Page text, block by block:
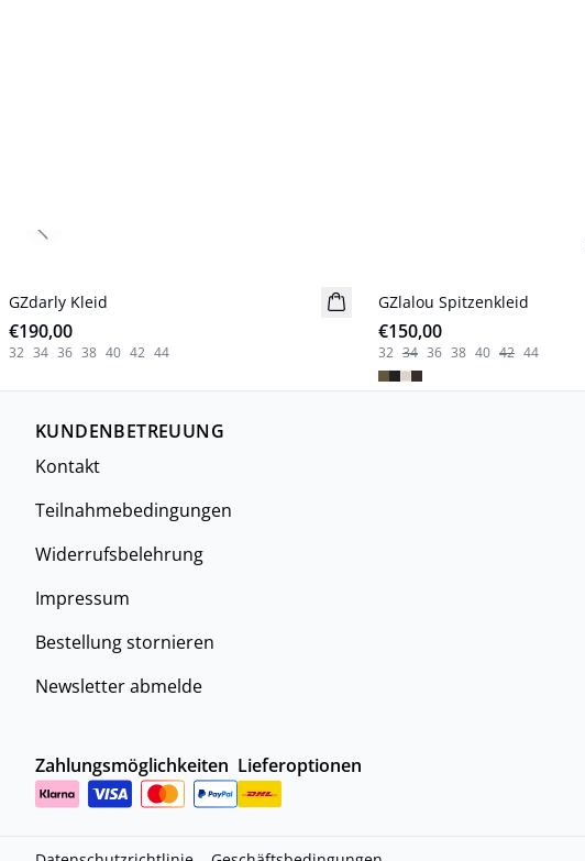
Neuheiten
GZdarly Kleid
€190,00
32 34 36 38 40 42 44
Neuheiten
GZlalou Spitzenkleid
€150,00
32 34 36 38 40 42 44
Previous slide
KUNDENBETREUUNG
Kontakt
Teilnahmebedingungen
Widerrufsbelehrung
Impressum
Bestellung stornieren
Newsletter abmelde
Zahlungsmöglichkeiten Lieferoptionen